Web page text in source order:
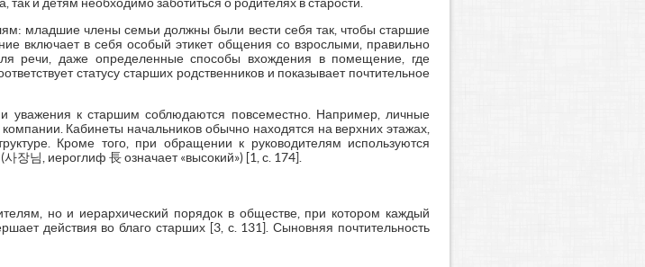
младшие члены семьи должны были вести себя так, чтобы старшие
включает в себя особый этикет общения со взрослыми, правильно
речи, даже определенные способы вхождения в помещение, где
статусу старших родственников и показывает почтительное
уважения к старшим соблюдаются повсеместно. Например, личные
Кабинеты начальников обычно находятся на верхних этажах,
Кроме того, при обращении к руководителям используются
장님, иероглиф 長 означает «высокий») [1, с. 174].
но и иерархический порядок в обществе, при котором каждый
действия во благо старших [3, с. 131]. Сыновняя почтительность